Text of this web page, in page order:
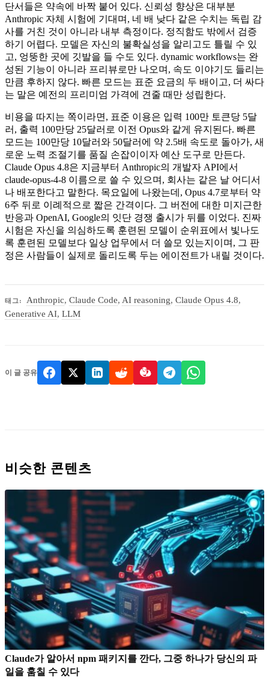
단서들은 약속에 바짝 붙어 있다. 신뢰성 향상은 대부분
Anthropic 자체 시험에 기대며, 네 배 낮다 같은 수치는 독립 감
사를 거친 것이 아니라 내부 측정이다. 정직함도 밖에서 검증
하기 어렵다. 모델은 자신의 불확실성을 알리고도 틀릴 수 있
고, 엉뚱한 곳에 깃발을 들 수도 있다. dynamic workflows는 완
성된 기능이 아니라 프리뷰로만 나오며, 속도 이야기도 들리는
만큼 후하지 않다. 빠른 모드는 표준 요금의 두 배이고, 더 싸다
는 말은 예전의 프리미엄 가격에 견줄 때만 성립한다.
비용을 따지는 쪽이라면, 표준 이용은 입력 100만 토큰당 5달
러, 출력 100만당 25달러로 이전 Opus와 같게 유지된다. 빠른
모드는 100만당 10달러와 50달러에 약 2.5배 속도로 돌아가, 새
로운 노력 조절기를 품질 손잡이이자 예산 도구로 만든다.
Claude Opus 4.8은 지금부터 Anthropic의 개발자 API에서
claude-opus-4-8 이름으로 쓸 수 있으며, 회사는 같은 날 어디서
나 배포한다고 말한다. 목요일에 나왔는데, Opus 4.7로부터 약
6주 뒤로 이례적으로 짧은 간격이다. 그 버전에 대한 미지근한
반응과 OpenAI, Google의 잇단 경쟁 출시가 뒤를 이었다. 진짜
시험은 자신을 의심하도록 훈련된 모델이 순위표에서 빛나도
록 훈련된 모델보다 일상 업무에서 더 쓸모 있는지이며, 그 판
정은 사람들이 실제로 돌리도록 두는 에이전트가 내릴 것이다.
태그: Anthropic,Claude Code,AI reasoning,Claude Opus 4.8,
Generative AI, LLM
이 글 공유
비슷한 콘텐츠
Claude가 알아서 npm 패키지를 깐다, 그중 하나가 당신의 파
일을 훔칠 수 있다